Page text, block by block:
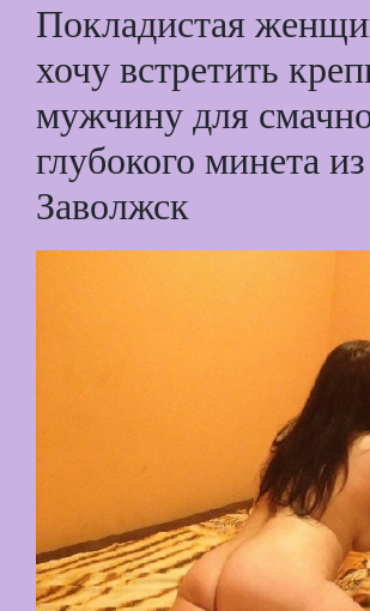
Покладистая
хочу встретить
мужчину для
глубокого минета
Заволжск